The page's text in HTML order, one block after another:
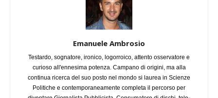
Emanuele Ambrosio
Testardo, sognatore, ironico, logorroico, attento osservatore e
curioso all'ennesima potenza. Campano di origini, ma alla
continua ricerca del suo posto nel mondo si laurea in Scienze
Politiche e contemporaneamente completa il percorso per